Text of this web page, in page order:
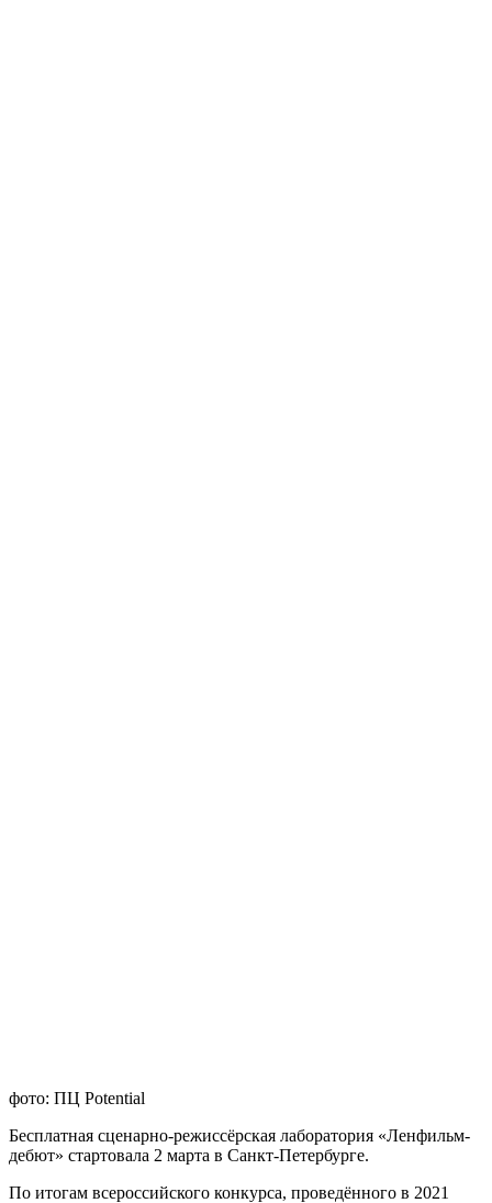
фото: ПЦ Potential
Бесплатная сценарно-режиссёрская лаборатория «Ленфильм-
дебют» стартовала 2 марта в Санкт-Петербурге.
По итогам всероссийского конкурса, проведённого в 2021